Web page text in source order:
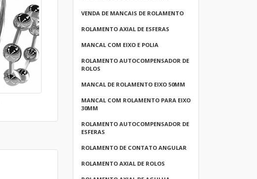
VENDA DE MANCAIS DE ROLAMENTO
ROLAMENTO AXIAL DE ESFERAS
MANCAL COM EIXO E POLIA
ROLAMENTO AUTOCOMPENSADOR DE
ROLOS
MANCAL DE ROLAMENTO EIXO 50MM
MANCAL COM ROLAMENTO PARA EIXO
30MM
ROLAMENTO AUTOCOMPENSADOR DE
ESFERAS
ROLAMENTO DE CONTATO ANGULAR
ROLAMENTO AXIAL DE ROLOS